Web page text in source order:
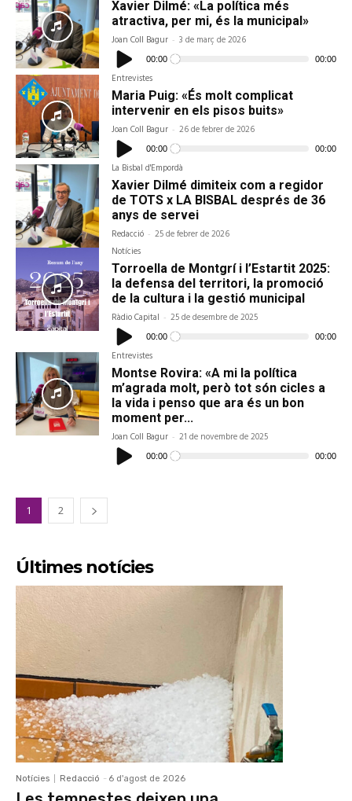
Xavier Dilmé: «La política més
atractiva, per mi, és la municipal»
Joan Coll Bagur - 3 de març de 2026
Reproductor
d'àudio00:00 00:00
Entrevistes
Maria Puig: «És molt complicat
intervenir en els pisos buits»
Joan Coll Bagur - 26 de febrer de 2026
Reproductor
d'àudio00:00 00:00
La Bisbal d'Empordà
Xavier Dilmé dimiteix com a regidor
de TOTS x LA BISBAL després de 36
anys de servei
Redacció - 25 de febrer de 2026
Notícies
Torroella de Montgrí i l’Estartit 2025:
la defensa del territori, la promoció
de la cultura i la gestió municipal
Ràdio Capital - 25 de desembre de 2025
Reproductor
d'àudio00:00 00:00
Entrevistes
Montse Rovira: «A mi la política
m’agrada molt, però tot són cicles a
la vida i penso que ara és un bon
moment per...
Joan Coll Bagur - 21 de novembre de 2025
Reproductor
d'àudio00:00 00:00
1 2
Últimes notícies
Notícies Redacció - 6 d'agost de 2026